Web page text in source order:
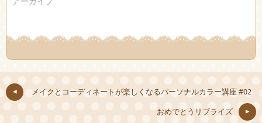
メイクとコーディネートが楽しくなるパーソナルカラー講座 #02
おめでとうリブライズ